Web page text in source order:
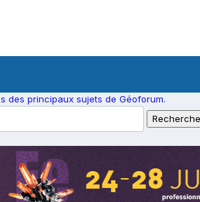
des principaux sujets de Géoforum.